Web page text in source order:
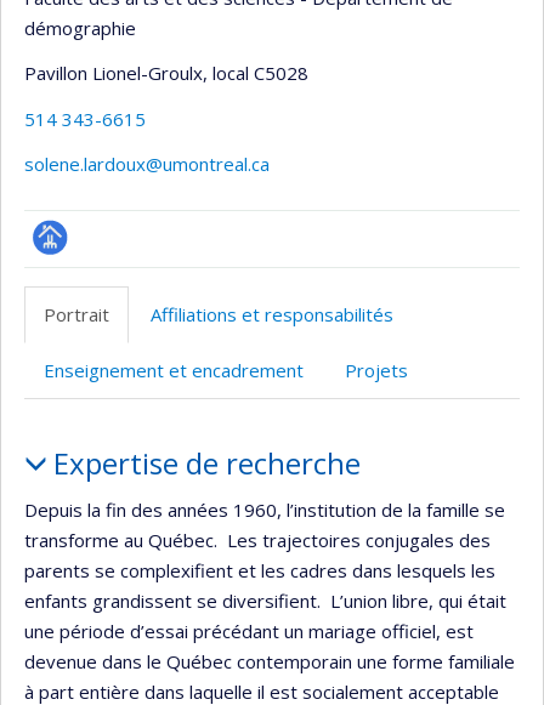
démographie
Pavillon Lionel-Groulx, local C5028
514 343-6615
solene.lardoux@umontreal.ca
Page
Portrait Affiliations et responsabilités
Enseignement et encadrement Projets
Expertise de recherche
Depuis la fin des années 1960, l’institution de la famille se
transforme au Québec. Les trajectoires conjugales des
parents se complexifient et les cadres dans lesquels les
enfants grandissent se diversifient. L’union libre, qui était
une période d’essai précédant un mariage officiel, est
devenue dans le Québec contemporain une forme familiale
à part entière dans laquelle il est socialement acceptable